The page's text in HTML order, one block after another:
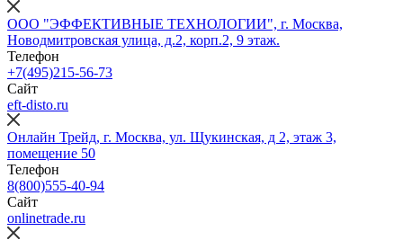
ООО "ЭФФЕКТИВНЫЕ ТЕХНОЛОГИИ", г. Москва,
Новодмитровская улица, д.2, корп.2, 9 этаж.
Телефон
+7(495)215-56-73
Сайт
eft-disto.ru
Онлайн Трейд, г. Москва, ул. Щукинская, д 2, этаж 3,
помещение 50
Телефон
8(800)555-40-94
Сайт
onlinetrade.ru